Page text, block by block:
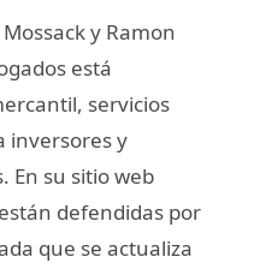
y Ramon
está
servicios
inversores y
En su sitio web
defendidas por
que se actualiza